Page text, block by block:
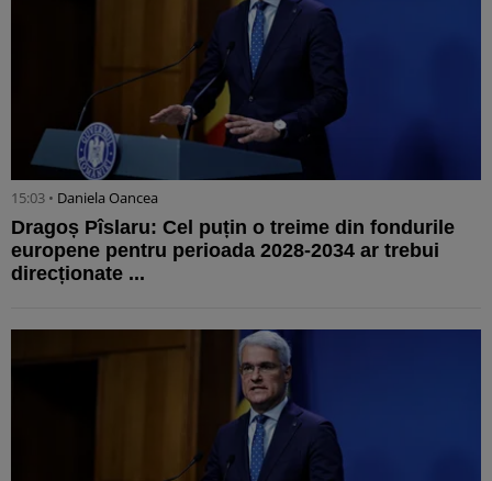
15:03 • Daniela Oancea
Dragoș Pîslaru: Cel puțin o treime din fondurile
europene pentru perioada 2028-2034 ar trebui
direcționate ...